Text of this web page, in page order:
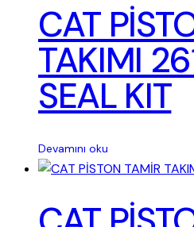
CAT
TAKIMI
SEAL KIT
Devamını oku